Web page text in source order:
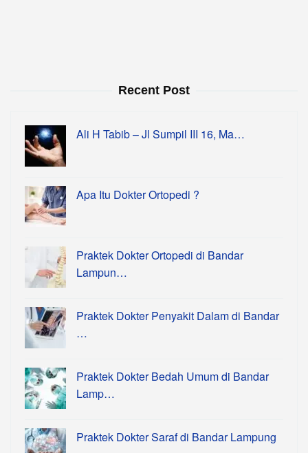
Recent Post
Ali H Tabib – Jl Sumpil III 16, Ma…
Apa Itu Dokter Ortopedi ?
Praktek Dokter Ortopedi di Bandar
Lampun…
Praktek Dokter Penyakit Dalam di Bandar
…
Praktek Dokter Bedah Umum di Bandar
Lamp…
Praktek Dokter Saraf di Bandar Lampung